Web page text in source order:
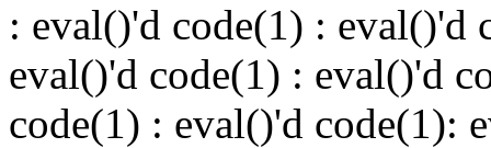
: eval()'d code(1) : eval()'d
eval()'d code(1) : eval()'d
code(1) : eval()'d code(1):